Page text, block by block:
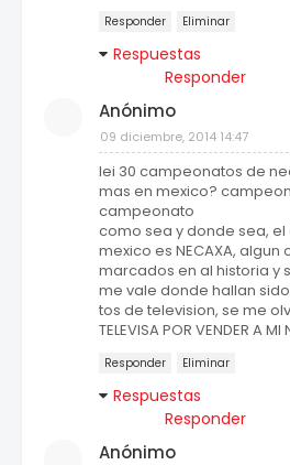
Responder Eliminar
Respuestas
Responder
Anónimo
09 diciembre, 2014 14:47
lei 30 campeonatos de
mas en mexico?
campeonato
como sea y donde sea,
mexico es NECAXA, algun
marcados en al historia y
me vale donde hallan
tos de television, se me
TELEVISA POR VENDER A MI
Responder Eliminar
Respuestas
Responder
Anónimo